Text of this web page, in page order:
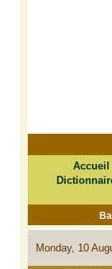
Accueil
Monday, 10